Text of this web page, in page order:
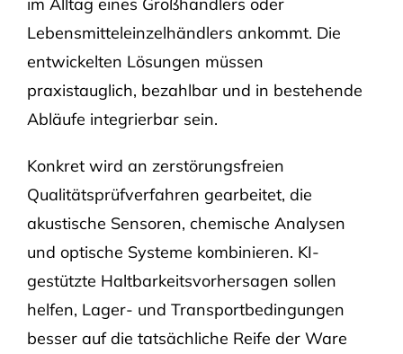
Lebensmitteleinzelhändlers ankommt. Die
entwickelten Lösungen müssen
praxistauglich, bezahlbar und in bestehende
Abläufe integrierbar sein.
Konkret wird an zerstörungsfreien
Qualitätsprüfverfahren gearbeitet, die
akustische Sensoren, chemische Analysen
und optische Systeme kombinieren. KI-
gestützte Haltbarkeitsvorhersagen sollen
helfen, Lager- und Transportbedingungen
besser auf die tatsächliche Reife der Ware